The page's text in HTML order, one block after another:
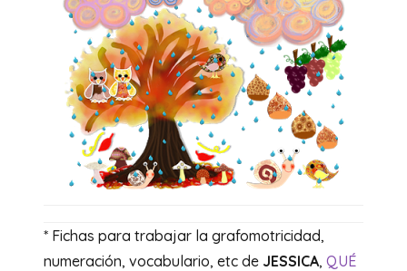
* Fichas para trabajar la grafomotricidad,
numeración, vocabulario, etc de JESSICA, QUÉ